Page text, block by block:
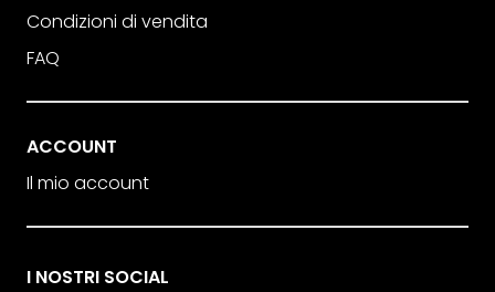
Condizioni di vendita
FAQ
ACCOUNT
Il mio account
I NOSTRI SOCIAL